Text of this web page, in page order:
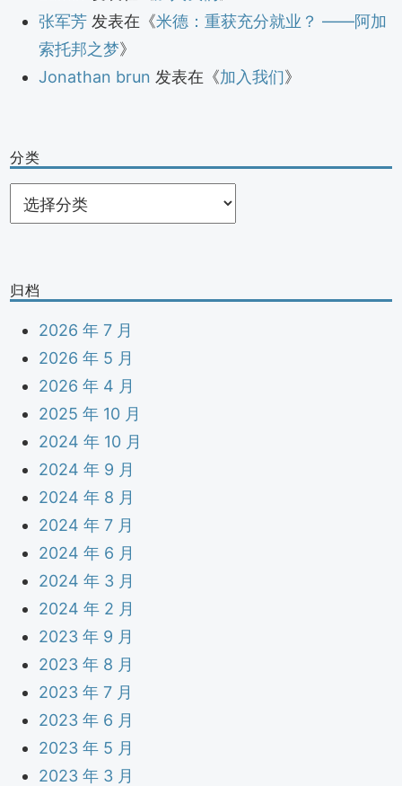
张军芳 发表在《米德：重获充分就业？ ——阿加
索托邦之梦》
Jonathan brun 发表在《加入我们》
分类
分
类
归档
2026 年 7 月
2026 年 5 月
2026 年 4 月
2025 年 10 月
2024 年 10 月
2024 年 9 月
2024 年 8 月
2024 年 7 月
2024 年 6 月
2024 年 3 月
2024 年 2 月
2023 年 9 月
2023 年 8 月
2023 年 7 月
2023 年 6 月
2023 年 5 月
2023 年 3 月